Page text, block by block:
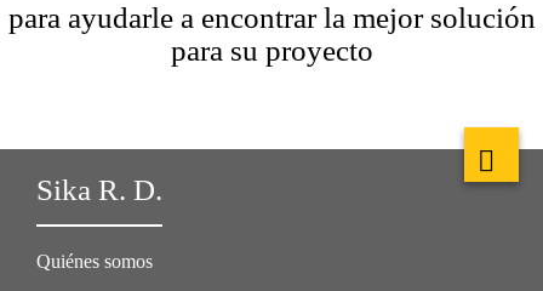
para ayudarle a encontrar la mejor solución
para su proyecto
Sika R. D.
Quiénes somos